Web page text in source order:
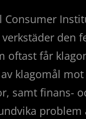
Consumer
den
oftast får
klagomål
samt finans-
problem